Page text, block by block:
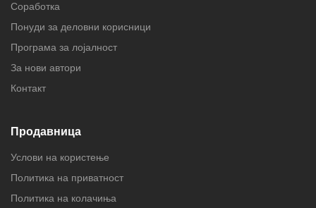
Соработка
Понуди за деловни корисници
Програма за лојалност
За нови автори
Контакт
Продавница
Услови на користење
Политика на приватност
Политика на колачиња